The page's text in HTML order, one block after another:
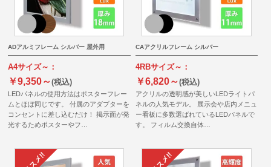
ADアルミフレーム シルバー 屋外用
A4サイズ～：
￥9,350～(税込)
LEDパネルの使用方法はポスターフレー
ムとほぼ同じです。 付属のアダプターを
コンセントに差し込むだけ！ 掲示面が発
光するためポスターやフ…
CAアクリルフレーム シルバー
4RBサイズ～：
￥6,820～(税込)
アクリルの透明感が美しいLEDライトパ
ネルの人気モデル。 展示会や店内メニュ
ー看板に多数選ばれているLEDパネルで
す。 フィルム交換自体…